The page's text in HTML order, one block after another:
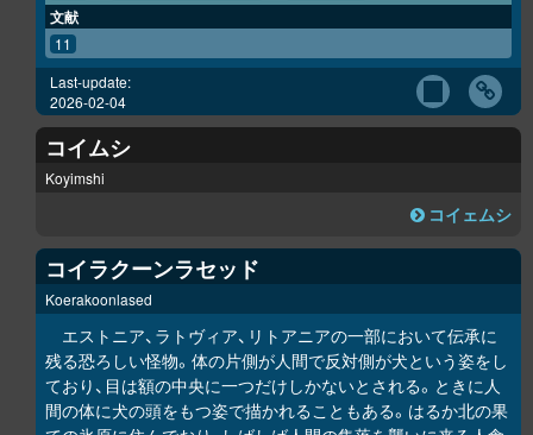
文献
11
Last-update:
2026-02-04
コイムシ
Koyimshi
コイェムシ
コイラクーンラセッド
Koerakoonlased
エストニア、ラトヴィア、リトアニアの一部において伝承に
残る恐ろしい怪物。体の片側が人間で反対側が犬という姿をし
ており、目は額の中央に一つだけしかないとされる。ときに人
間の体に犬の頭をもつ姿で描かれることもある。はるか北の果